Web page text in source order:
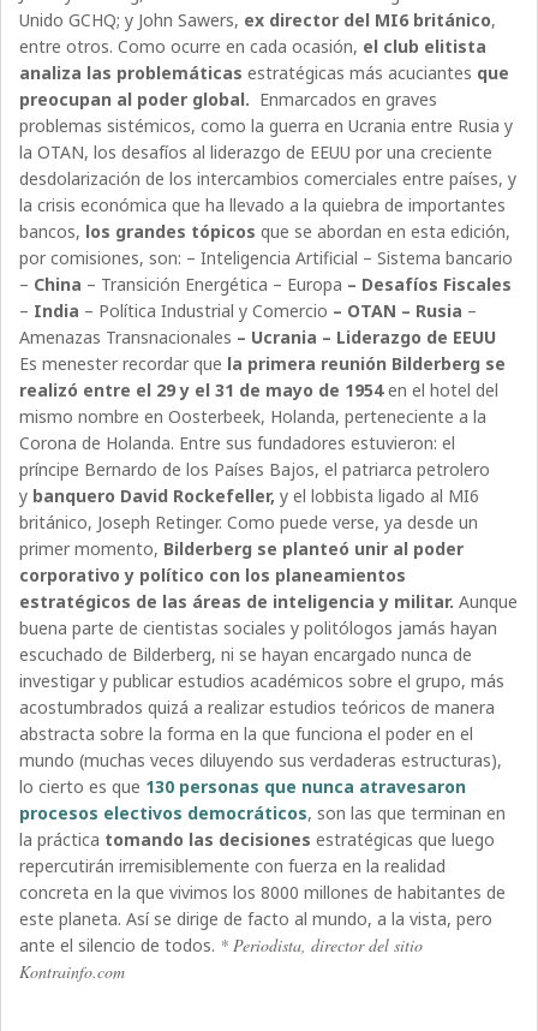
Unido GCHQ; y John Sawers, ex director del MI6 británico,
entre otros. Como ocurre en cada ocasión, el club elitista
analiza las problemáticasestratégicas más acuciantes que
preocupan al poder global. Enmarcados en graves
problemas sistémicos, como la guerra en Ucrania entre Rusia y
la OTAN, los desafíos al liderazgo de EEUU por una creciente
desdolarización de los intercambios comerciales entre países, y
la crisis económica que ha llevado a la quiebra de importantes
bancos, los grandes tópicosque se abordan en esta edición,
por comisiones, son: – Inteligencia Artificial – Sistema bancario
– China – Transición Energética – Europa – Desafíos Fiscales
– India – Política Industrial y Comercio – OTAN – Rusia –
Amenazas Transnacionales – Ucrania – Liderazgo de EEUU
Es menester recordar que la primera reunión Bilderberg se
realizó entre el 29 y el 31 de mayo de 1954en el hotel del
mismo nombre en Oosterbeek, Holanda, perteneciente a la
Corona de Holanda. Entre sus fundadores estuvieron: el
príncipe Bernardo de los Países Bajos, el patriarca petrolero
y banquero David Rockefeller, y el lobbista ligado al MI6
británico, Joseph Retinger. Como puede verse, ya desde un
primer momento, Bilderberg se planteó unir al poder
corporativo y político con los planeamientos
estratégicos de las áreas de inteligencia y militar. Aunque
buena parte de cientistas sociales y politólogos jamás hayan
escuchado de Bilderberg, ni se hayan encargado nunca de
investigar y publicar estudios académicos sobre el grupo, más
acostumbrados quizá a realizar estudios teóricos de manera
abstracta sobre la forma en la que funciona el poder en el
mundo (muchas veces diluyendo sus verdaderas estructuras),
lo cierto es que 130 personas que nunca atravesaron
procesos electivos democráticos, son las que terminan en
la práctica tomando las decisiones estratégicas que luego
repercutirán irremisiblemente con fuerza en la realidad
concreta en la que vivimos los 8000 millones de habitantes de
este planeta. Así se dirige de facto al mundo, a la vista, pero
ante el silencio de todos. * Periodista, director del sitio
Kontrainfo.com